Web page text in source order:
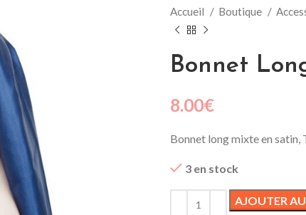
Accueil Boutique
Bonnet
8.00€
Bonnet long mixte en satin,
3 en stock
AJOUTER